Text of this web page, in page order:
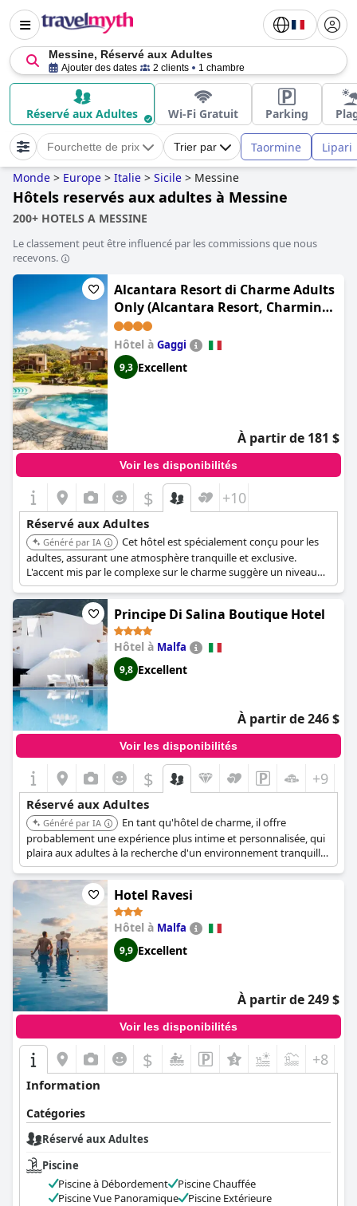
Messine, Réservé aux Adultes
Ajouter des dates 2 clients 1 chambre
Réservé aux Adultes Wi-Fi Gratuit Parking
Fourchette de prix Trier par Taormine Lipari
Monde > Europe > Italie > Sicile > Messine
Hôtels reservés aux adultes à Messine
200+ HOTELS A MESSINE
Le classement peut être influencé par les commissions que nous
recevons.
Alcantara Resort di Charme Adults
Only (Alcantara Resort, Charming
& Relaxing Hotel , Adults Only 16
plus)
Hôtel à Gaggi
9,3 Excellent
À partir de 181 $
Voir les disponibilités
$ +10
Réservé aux Adultes
Généré par IA
Cet hôtel est spécialement conçu pour les
adultes, assurant une atmosphère tranquille et exclusive.
L'accent mis par le complexe sur le charme suggère un niveau
élevé de service et d'attention aux détails, idéal pour les clients à
la recherche d'une escapade paisible. Il offre un environnement
axé sur les adultes. Principe Di Salina Boutique Hotel
Hôtel à Malfa
9,8 Excellent
À partir de 246 $
Voir les disponibilités
$ +9
Réservé aux Adultes
Généré par IA
En tant qu'hôtel de charme, il offre
probablement une expérience plus intime et personnalisée, qui
plaira aux adultes à la recherche d'un environnement tranquille.
Situé à Malfa, il offre un cadre paisible loin du centre-ville animé.
Hotel Ravesi
Hôtel à Malfa
9,9 Excellent
À partir de 249 $
Voir les disponibilités
$ +8
Information
Catégories
Réservé aux Adultes
Piscine
Piscine à Débordement
Piscine Chauffée
Piscine Vue Panoramique
Piscine Extérieure